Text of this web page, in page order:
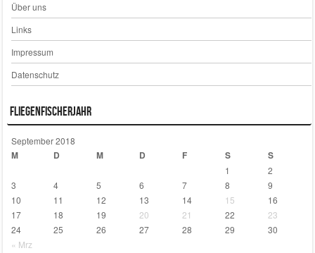
Über uns
Links
Impressum
Datenschutz
Fliegenfischerjahr
September 2018
M D M D F S S
« Mrz
1
2
3
4 5 6 7 8
9
10
11 12 13 14 15
16
17
18 19 20 21 22
23
24
25 26 27 28 29 30